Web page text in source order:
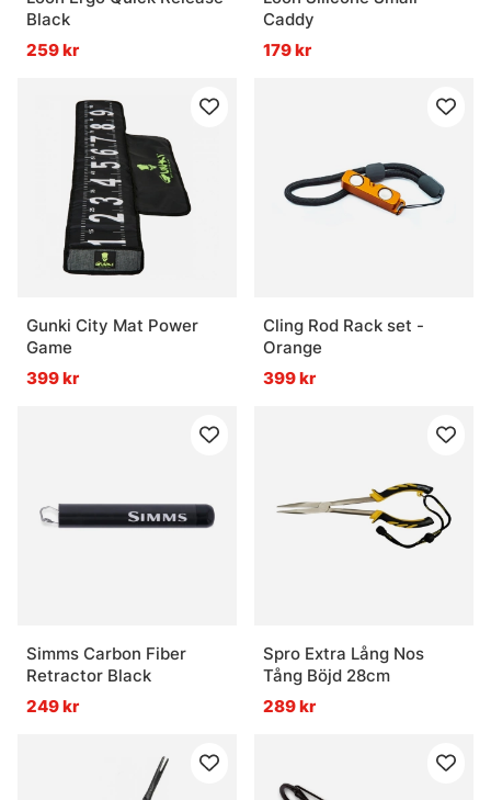
Black
259 kr
Caddy
179 kr
Gunki City Mat Power
Game
399 kr
Cling Rod Rack set -
Orange
399 kr
Simms Carbon Fiber
Retractor Black
249 kr
Spro Extra Lång Nos
Tång Böjd 28cm
289 kr